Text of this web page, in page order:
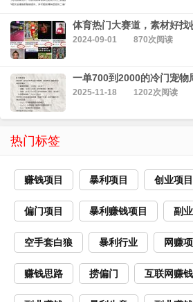
体育热门大赛道，素材好找
2024-09-01 870次阅读
一单700到2000的冷门宠物
2025-11-18 1202次阅读
热门标签
赚钱项目 暴利项目 创业项目
偏门项目 暴利赚钱项目 副
空手套白狼 暴利行业 网赚
赚钱思路 捞偏门 互联网赚钱